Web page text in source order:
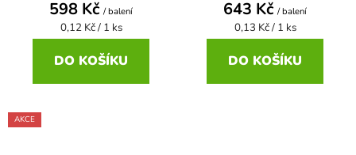
598 Kč / balení
Měrná
cena:
0,12 Kč / 1 ks
DO KOŠÍKU
643 Kč / balení
Měrná
cena:
0,13 Kč / 1 ks
DO KOŠÍKU
AKCE